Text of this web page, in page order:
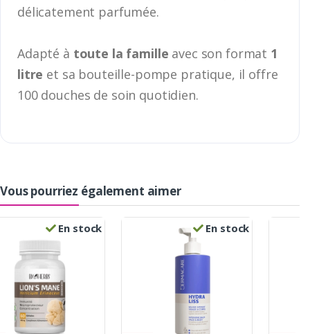
délicatement parfumée.
Adapté à toute la famille avec son format 1
litre et sa bouteille-pompe pratique, il offre
100 douches de soin quotidien.
Vous pourriez également aimer
En stock En stock